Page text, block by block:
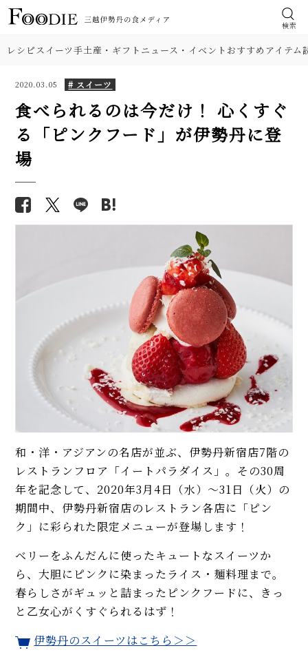
検索
レシピスイーツ手土産・ギフト ニュース・イベントおすすめアイテム
2020.03.05 # スイーツ
食べられるのは今だけ！ 心くすぐ
る「ピンクフード」が伊勢丹に登
場
和・洋・アジアンの名店が並ぶ、伊勢丹新宿店7階の
レストランフロア「イートパラダイス」。その30周
年を記念して、2020年3月4日（水）〜31日（火）の
期間中、伊勢丹新宿店のレストラン各店に「ピン
ク」に彩られた限定メニューが登場します！
ベリーをふんだんに使ったキュートなスイーツか
ら、大胆にピンクに染まったライス・麺料理まで。
春らしさがギュッと詰まったピンクフードに、きっ
と乙女心がくすぐられるはず！
伊勢丹のスイーツはこちら＞＞